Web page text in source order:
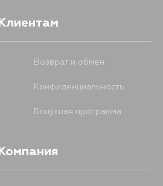
Клиентам
Возврат и обмен
Конфиденциальность
Бонусная программа
Компания